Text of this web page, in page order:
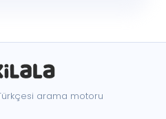
arama motoru